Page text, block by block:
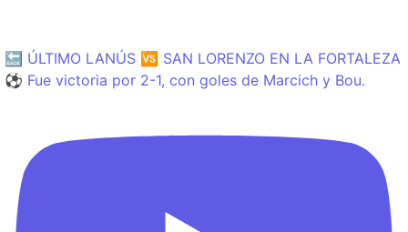
🔙 ÚLTIMO LANÚS 🆚 SAN LORENZO EN LA FORTALEZA
⚽️ Fue victoria por 2-1, con goles de Marcich y Bou.